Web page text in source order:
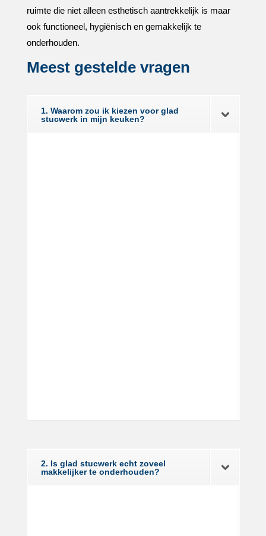
ruimte die niet alleen esthetisch aantrekkelijk is maar
ook functioneel, hygiënisch en gemakkelijk te
onderhouden.​
Meest gestelde vragen
1. Waarom zou ik kiezen voor glad
stucwerk in mijn keuken?
2. Is glad stucwerk echt zoveel
makkelijker te onderhouden?